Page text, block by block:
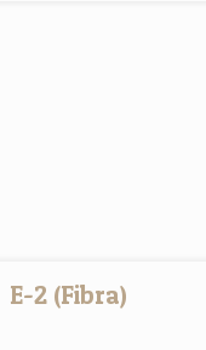
E-2 (Fibra)